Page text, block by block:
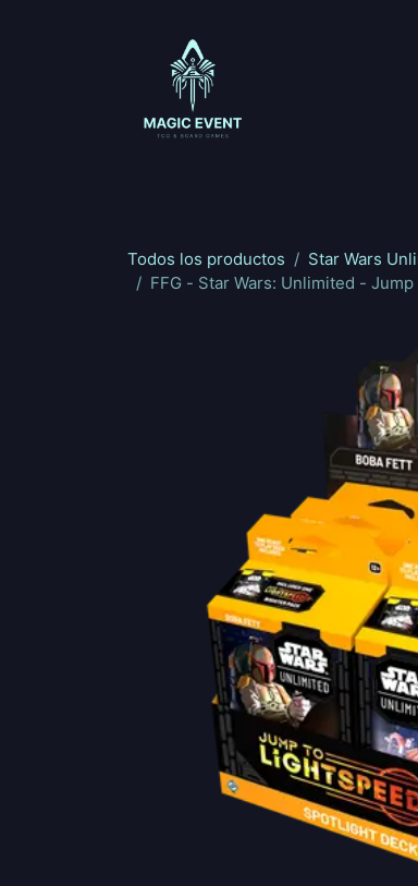
Todos los productos
Star Wars
FFG - Star Wars: Unlimited -